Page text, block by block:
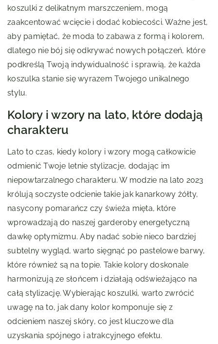
koszulki z delikatnym marszczeniem, mogą
zaakcentować wcięcie i dodać kobiecości. Ważne jest,
aby pamiętać, że moda to zabawa z formą i kolorem,
dlatego nie bój się odkrywać nowych połączeń, które
podkreślą Twoją indywidualność i sprawią, że każda
koszulka stanie się wyrazem Twojego unikalnego
stylu.
Kolory i wzory na lato, które dodają
charakteru
Lato to czas, kiedy kolory i wzory mogą całkowicie
odmienić Twoje letnie stylizacje, dodając im
niepowtarzalnego charakteru. W modzie na lato 2023
królują soczyste odcienie takie jak kanarkowy żółty,
nasycony pomarańcz czy świeża mięta, które
wprowadzają do naszej garderoby energetyczną
dawkę optymizmu. Aby nadać sobie nieco bardziej
subtelny wygląd, warto sięgnąć po pastelowe barwy,
które również są na topie. Takie kolory doskonale
harmonizują ze słońcem i działają odświeżająco na
całą stylizację. Wybierając koszulki, warto zwrócić
uwagę na to, jak dany kolor komponuje się z
odcieniem naszej skóry, co jest kluczowe dla
uzyskania spójnego i atrakcyjnego efektu.